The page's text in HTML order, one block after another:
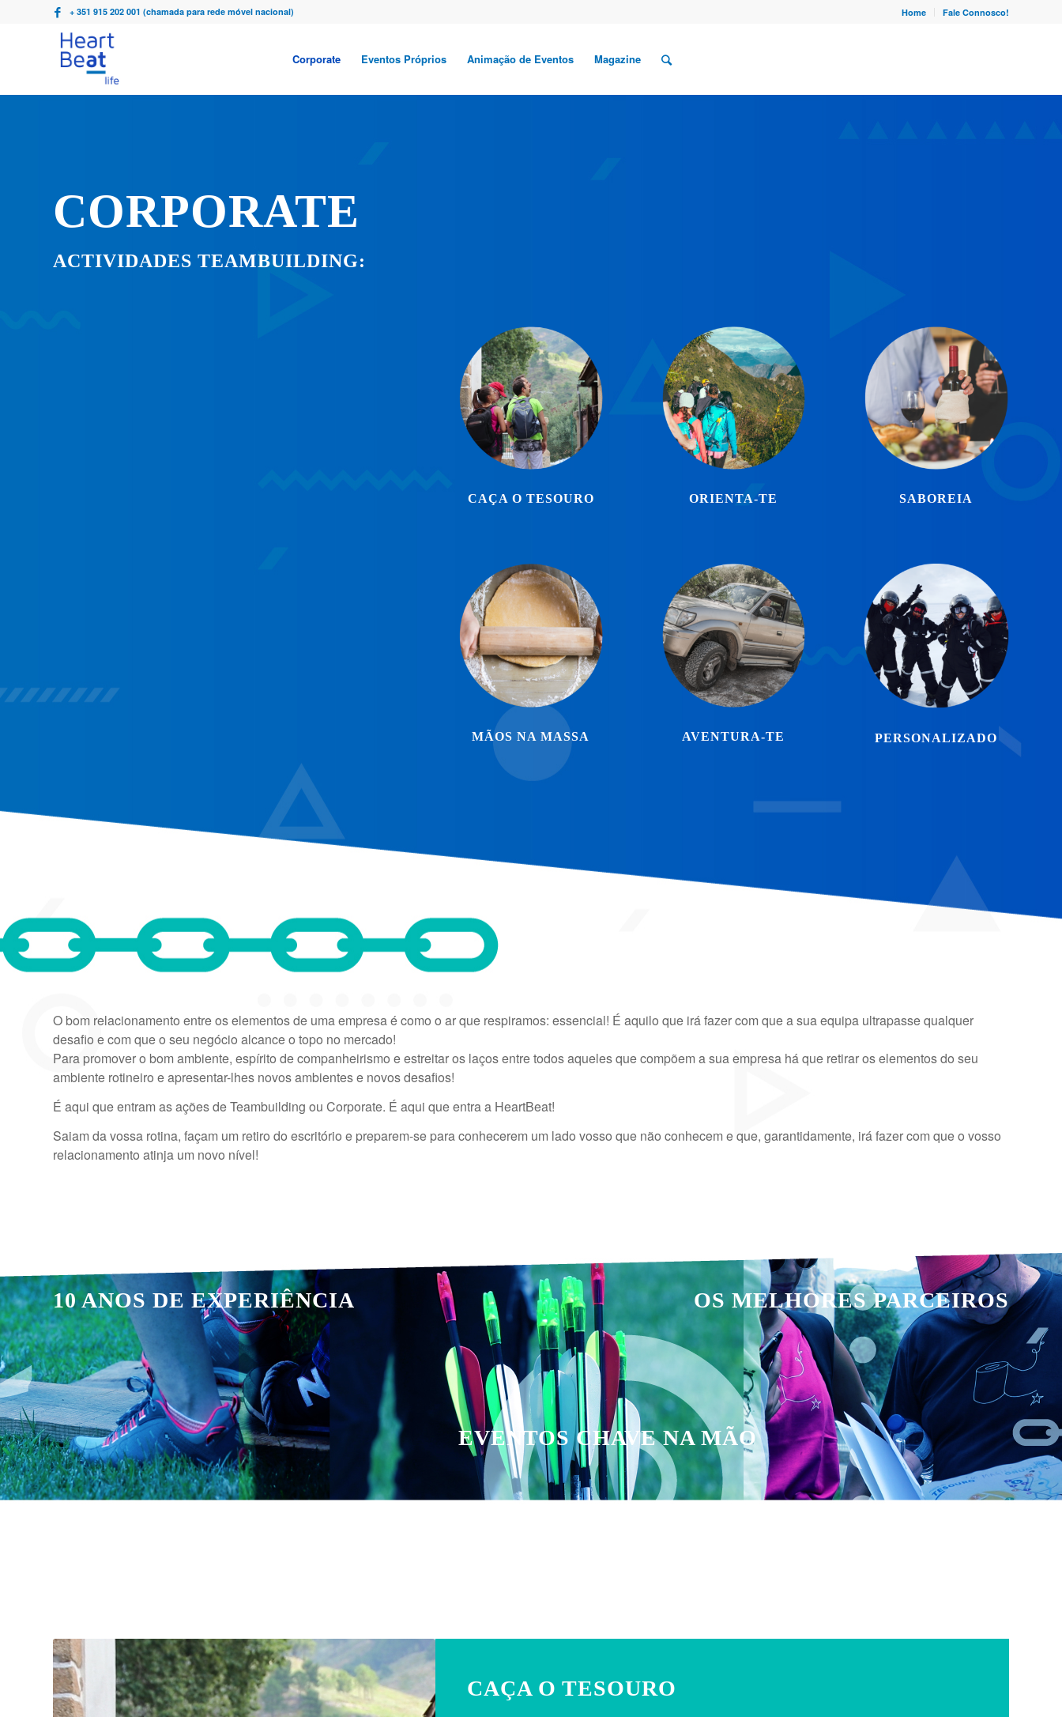
Home Fale Connosco!
+ 351 915 202 001 (chamada para rede móvel nacional)
Corporate Eventos Próprios Animação de Eventos Magazine
CORPORATE
ACTIVIDADES TEAMBUILDING:
CAÇA O TESOURO ORIENTA-TE SABOREIA
MÃOS NA MASSA AVENTURA-TE PERSONALIZADO
O bom relacionamento entre os elementos de uma empresa é como o ar que respiramos: essencial! É aquilo que irá fazer com que a sua equipa ultrapasse qualquer
desafio e com que o seu negócio alcance o topo no mercado!
Para promover o bom ambiente, espírito de companheirismo e estreitar os laços entre todos aqueles que compõem a sua empresa há que retirar os elementos do seu
ambiente rotineiro e apresentar-lhes novos ambientes e novos desafios!
É aqui que entram as ações de Teambuilding ou Corporate. É aqui que entra a HeartBeat!
Saiam da vossa rotina, façam um retiro do escritório e preparem-se para conhecerem um lado vosso que não conhecem e que, garantidamente, irá fazer com que o vosso
relacionamento atinja um novo nível!
10 ANOS DE EXPERIÊNCIA OS MELHORES PARCEIROS
EVENTOS CHAVE NA MÃO
CAÇA O TESOURO